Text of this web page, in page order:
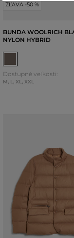
ZĽAVA -50 %
BUNDA WOOLRICH
NYLON HYBRID
Dostupné veľkosti:
M, L, XL, XXL